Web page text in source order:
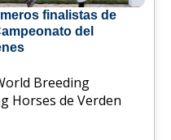
finalistas de
del
Breeding
Horses de Verden